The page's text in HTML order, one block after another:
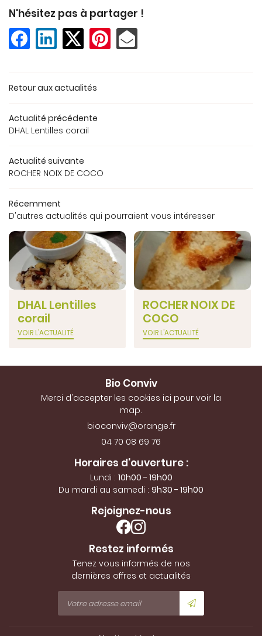
N'hésitez pas à partager !
Retour aux actualités
Actualité précédente
DHAL Lentilles corail
Actualité suivante
ROCHER NOIX DE COCO
Récemment
D'autres actualités qui pourraient vous intéresser
DHAL Lentilles
corail
VOIR L'ACTUALITÉ
ROCHER NOIX DE
COCO
VOIR L'ACTUALITÉ
Bio Conviv
Merci d'accepter les cookies ici pour voir la
map.
04 70 08 69 76
Horaires d'ouverture :
Lundi : 10h00 - 19h00
Du mardi au samedi : 9h30 - 19h00
Rejoignez-nous
Restez informés
Tenez vous informés de nos
dernières offres et actualités